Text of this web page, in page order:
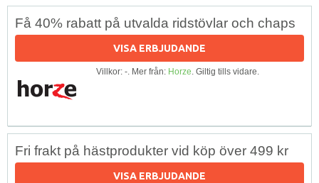
Få 40% rabatt på utvalda ridstövlar och chaps
VISA ERBJUDANDE
Villkor: -. Mer från: Horze. Giltig tills vidare.
Fri frakt på hästprodukter vid köp över 499 kr
VISA ERBJUDANDE